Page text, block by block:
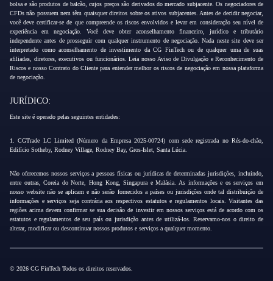
bolsa e são produtos de balcão, cujos preços são derivados do mercado subjacente. Os negociadores de
CFDs não possuem nem têm quaisquer direitos sobre os ativos subjacentes. Antes de decidir negociar,
você deve certificar-se de que compreende os riscos envolvidos e levar em consideração seu nível de
experiência em negociação. Você deve obter aconselhamento financeiro, jurídico e tributário
independente antes de prosseguir com qualquer instrumento de negociação. Nada neste site deve ser
interpretado como aconselhamento de investimento da CG FinTech ou de qualquer uma de suas
afiliadas, diretores, executivos ou funcionários. Leia nosso Aviso de Divulgação e Reconhecimento de
Riscos e nosso Contrato do Cliente para entender melhor os riscos de negociação em nossa plataforma
de negociação.
JURÍDICO:
Este site é operado pelas seguintes entidades:
1. CGTrade LC Limited (Número da Empresa 2025-00724) com sede registrada no Rés-do-chão,
Edifício Sotheby, Rodney Village, Rodney Bay, Gros-Islet, Santa Lúcia.
Não oferecemos nossos serviços a pessoas físicas ou jurídicas de determinadas jurisdições, incluindo,
entre outras, Coreia do Norte, Hong Kong, Singapura e Malásia. As informações e os serviços em
nosso website não se aplicam e não serão fornecidos a países ou jurisdições onde tal distribuição de
informações e serviços seja contrária aos respectivos estatutos e regulamentos locais. Visitantes das
regiões acima devem confirmar se sua decisão de investir em nossos serviços está de acordo com os
estatutos e regulamentos de seu país ou jurisdição antes de utilizá-los. Reservamo-nos o direito de
alterar, modificar ou descontinuar nossos produtos e serviços a qualquer momento.
© 2026 CG FinTech Todos os direitos reservados.